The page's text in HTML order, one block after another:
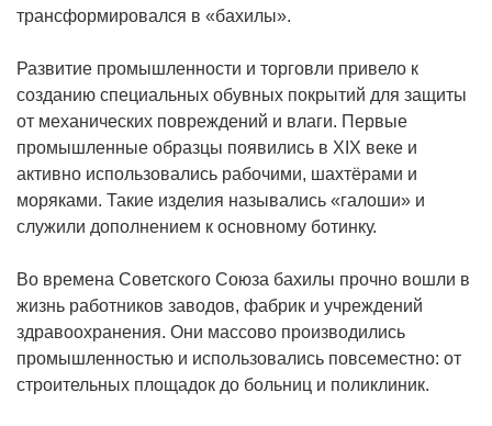
трансформировался в «бахилы».
Развитие промышленности и торговли привело к
созданию специальных обувных покрытий для защиты
от механических повреждений и влаги. Первые
промышленные образцы появились в XIX веке и
активно использовались рабочими, шахтёрами и
моряками. Такие изделия назывались «галоши» и
служили дополнением к основному ботинку.
Во времена Советского Союза бахилы прочно вошли в
жизнь работников заводов, фабрик и учреждений
здравоохранения. Они массово производились
промышленностью и использовались повсеместно: от
строительных площадок до больниц и поликлиник.